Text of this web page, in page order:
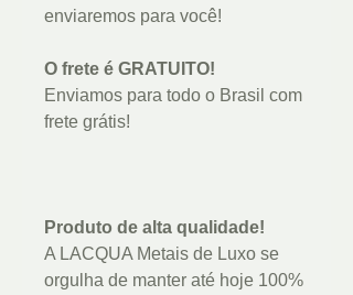
enviaremos para você!
O frete é GRATUITO!
Enviamos para todo o Brasil com
frete grátis!
Produto de alta qualidade!
A LACQUA Metais de Luxo se
orgulha de manter até hoje 100%